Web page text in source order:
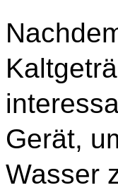
Gerät,
Wasser